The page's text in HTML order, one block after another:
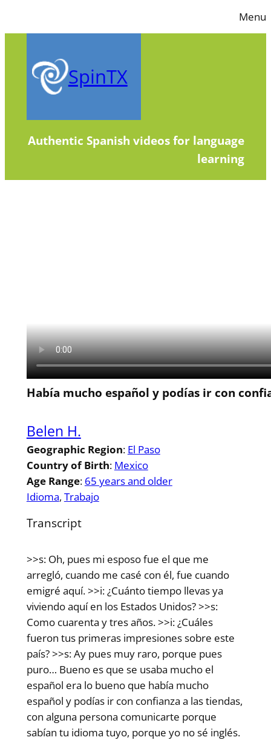
to
Menu
SpinTX
Authentic Spanish videos for language
learning
Había mucho español y podías ir con
Belen H.
Geographic Region: El Paso
Country of Birth: Mexico
Age Range: 65 years and older
Idioma, Trabajo
Transcript
>>s: Oh, pues mi esposo fue el que me
arregló, cuando me casé con él, fue cuando
emigré aquí. >>i: ¿Cuánto tiempo llevas ya
viviendo aquí en los Estados Unidos? >>s:
Como cuarenta y tres años. >>i: ¿Cuáles
fueron tus primeras impresiones sobre este
país? >>s: Ay pues muy raro, porque pues
puro… Bueno es que se usaba mucho el
español era lo bueno que había mucho
español y podías ir con confianza a las tiendas,
con alguna persona comunicarte porque
sabían tu idioma tuyo, porque yo no sé inglés.